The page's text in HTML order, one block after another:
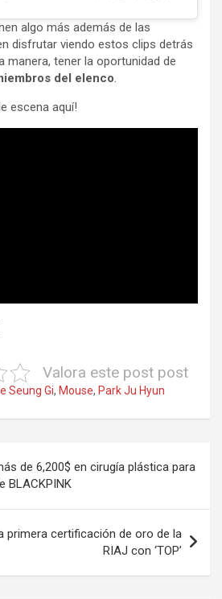
algo más además de las
disfrutar viendo estos clips detrás
manera, tener la oportunidad de
del elenco
escena aquí!
Valora este post post
Seung Gi, Mouse, Park Ju Hyun
de 6,200$ en cirugía plástica para
BLACKPINK
primera certificación de oro de la
RIAJ con ‘TOP’